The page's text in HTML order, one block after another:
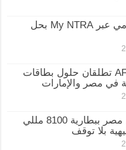
عودة خدمة أرقامي عبر My NTRA بحل
Mastercard وAFS تطلقان حلول بطاقات
في مصر والإمارات
vivo Y500 يصل مصر ببطارية 8100 مللي
بلا توقف